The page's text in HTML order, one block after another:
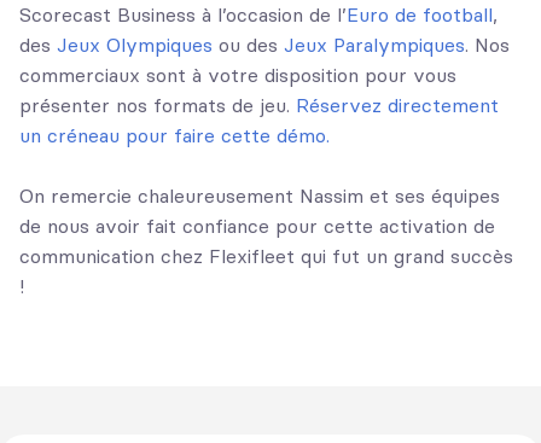
Scorecast Business à l’occasion de l’Euro de football,
des Jeux Olympiques ou des Jeux Paralympiques. Nos
commerciaux sont à votre disposition pour vous
présenter nos formats de jeu. Réservez directement
un créneau pour faire cette démo.
On remercie chaleureusement Nassim et ses équipes
de nous avoir fait confiance pour cette activation de
communication chez Flexifleet qui fut un grand succès
!